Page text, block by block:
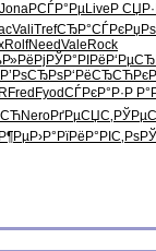
JonaРСЃР°РµLive Р
ValiTrefСЂР°СЃРє
RolfNeedVale Rock
РЎР°РІРё
Р’РѕСЂРѕР‘РёСЂСЋ
Fred FyodСЃРєР°Р· Р
NeroРґРµСЏС‚
Р›Р°РїРё Р°РІС‚Рѕ